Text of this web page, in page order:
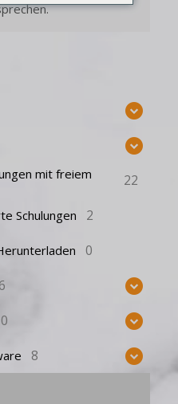
mit freiem 22
Schulungen 2
0
6
8